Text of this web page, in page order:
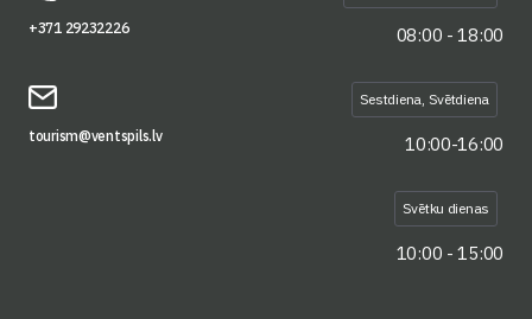
+371 29232226
tourism@ventspils.lv
08:00 - 18:00
Sestdiena, Svētdiena
10:00-16:00
Svētku dienas
10:00 - 15:00